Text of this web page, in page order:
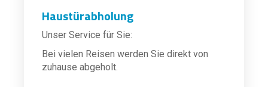
Haustürabholung
Unser Service für Sie:
Bei vielen Reisen werden Sie direkt von
zuhause abgeholt.